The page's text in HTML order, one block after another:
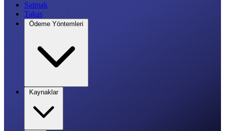
Satmak
Takas
Ödeme Yöntemleri
Kaynaklar